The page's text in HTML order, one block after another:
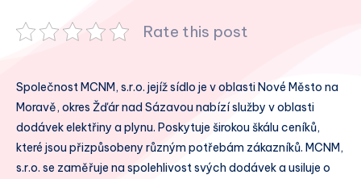
Rate this post
Společnost MCNM, s.r.o. jejíž sídlo je v oblasti Nové Město na
Moravě, okres Žďár nad Sázavou nabízí služby v oblasti
dodávek elektřiny a plynu. Poskytuje širokou škálu ceníků,
které jsou přizpůsobeny různým potřebám zákazníků. MCNM,
s.r.o. se zaměřuje na spolehlivost svých dodávek a usiluje o